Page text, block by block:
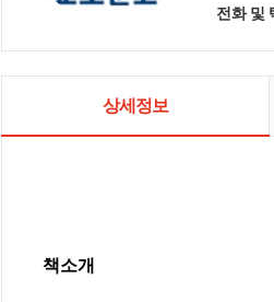
전화 및
상세정보
책소개